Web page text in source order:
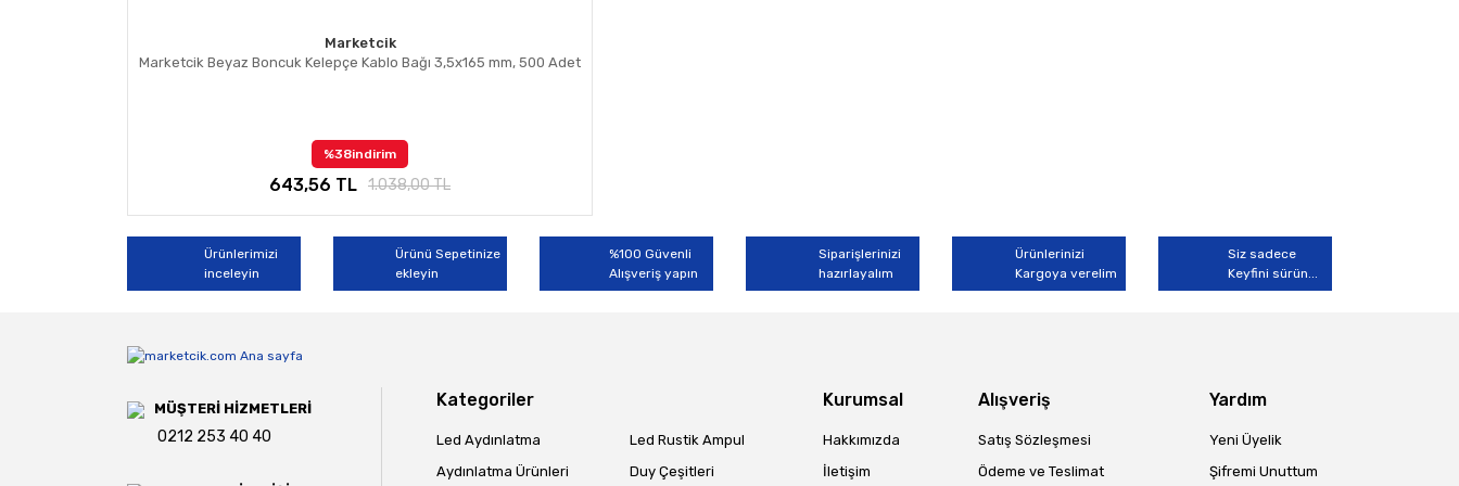
Marketcik
Marketcik Beyaz Boncuk Kelepçe Kablo Bağı 3,5x165 mm, 500 Adet
%38indirim
643,56 TL 1.038,00 TL
Ürünlerimizi
inceleyin
Ürünü Sepetinize
ekleyin
%100 Güvenli
Alışveriş yapın
Siparişlerinizi
hazırlayalım
Ürünlerinizi
Kargoya verelim
Siz sadece
Keyfini sürün...
MÜŞTERİ HİZMETLERİ
0212 253 40 40
Kategoriler
Led Aydınlatma
Aydınlatma Ürünleri
Led Rustik Ampul
Duy Çeşitleri
Kurumsal
Hakkımızda
İletişim
Alışveriş
Satış Sözleşmesi
Ödeme ve Teslimat
Yardım
Yeni Üyelik
Şifremi Unuttum